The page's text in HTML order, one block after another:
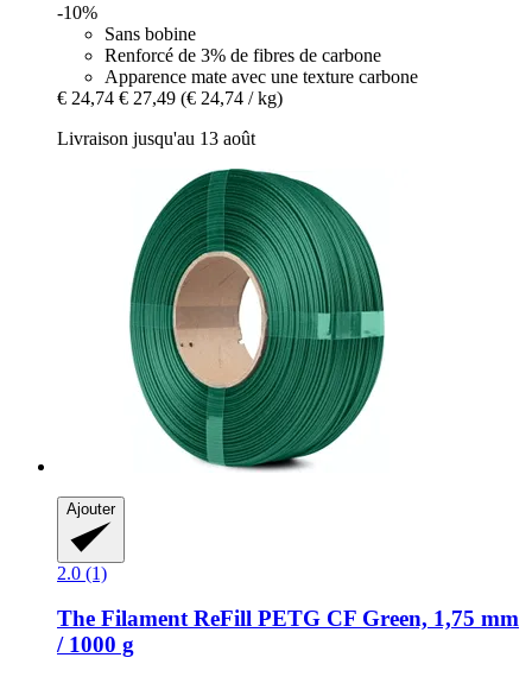
-10%
Sans bobine
Renforcé de 3% de fibres de carbone
Apparence mate avec une texture carbone
€ 24,74 € 27,49 (€ 24,74 / kg)
Livraison jusqu'au 13 août
Ajouter
2.0 (1)
The FilamentReFill PETG CF Green, 1,75 mm
/ 1000 g